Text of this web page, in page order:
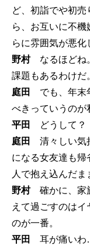
ど、初詣でや初
ら、お互いに不機
らに雰囲気が悪化
野村なるほどね
課題もあるわけだ
庭田
でも、年末
べきっていうのが
平田
どうして？
庭田
清々しい気
になる女友達も帰
人で抱え込んだま
野村確かに、家
えて過ごすのは
のが一番。
平田
耳が痛いわ